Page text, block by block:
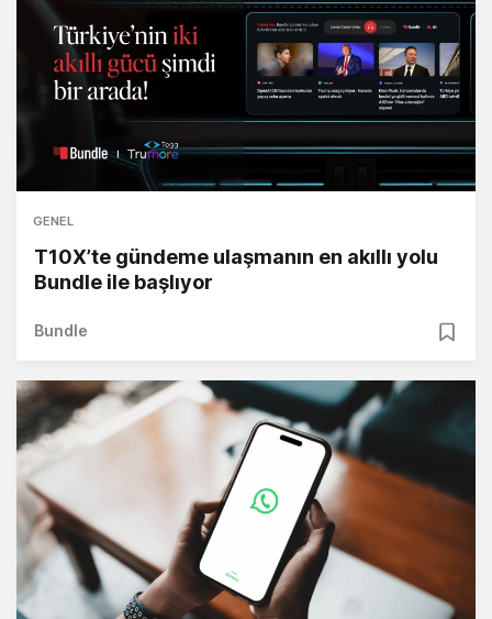
GENEL
T10X’te gündeme ulaşmanın en akıllı yolu
Bundle ile başlıyor
Bundle